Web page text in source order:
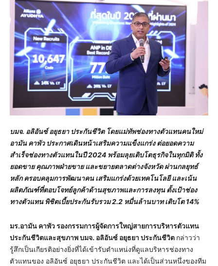
บมจ. อลิอันซ์ อยุธยา ประกันชีวิต โดยแม่ทัพช่องทางตัวแทนคนใหม่
อามัน คาพัว ประกาศเดินหน้าเสริมความแข็งแกร่ง ต่อยอดความ
สำเร็จช่องทางตัวแทนในปี2024 พร้อมลุยเติบโตธุรกิจในทุกมิติ ทั้ง
ยอดขาย คุณภาพฝ่ายขาย และขยายตลาดต่างจังหวัด ผ่านกลยุทธ์
หลัก ครอบคลุมการพัฒนาคน เสริมแกร่งด้วยเทคโนโลยี และเน้น
ผลิตภัณฑ์ที่ตอบโจทย์ลูกค้าด้านสุขภาพและการลงทุน ตั้งเป้าช่อง
ทางตัวแทน พิชิตเบี้ยประกันรับรวม 2.2 หมื่นล้านบาท เติบโต 14%
มร.อามัน คาพัว รองกรรมการผู้จัดการใหญ่สายการบริหารตัวแทน
ประกันชีวิตและสุขภาพ บมจ. อลิอันซ์ อยุธยา ประกันชีวิต กล่าวว่า
รู้สึกเป็นเกียรติอย่างยิ่งที่ได้เข้ารับตำแหน่งที่ดูแลบริหารช่องทาง
ตัวแทนของ อลิอันซ์ อยุธยา ประกันชีวิต และได้เป็นส่วนหนึ่งของทีม